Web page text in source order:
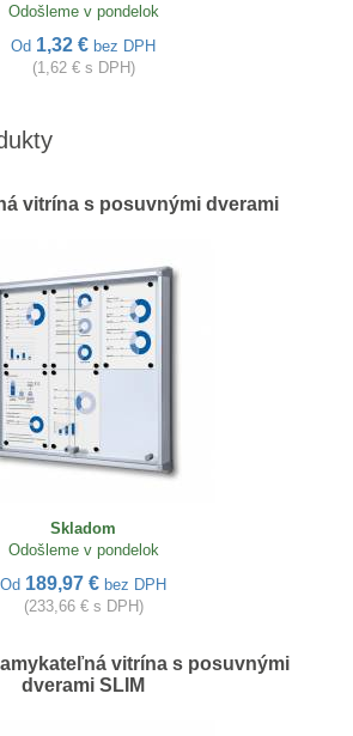
Odošleme v pondelok
Od 1,32 € bez DPH
(1,62 € s DPH)
vitrína s posuvnými dverami
Skladom
Odošleme v pondelok
Od 189,97 € bez DPH
(233,66 € s DPH)
vitrína s posuvnými
dverami SLIM